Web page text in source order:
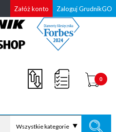
Załóż konto Zaloguj GrudnikGO
Wszystkie kategorie
0